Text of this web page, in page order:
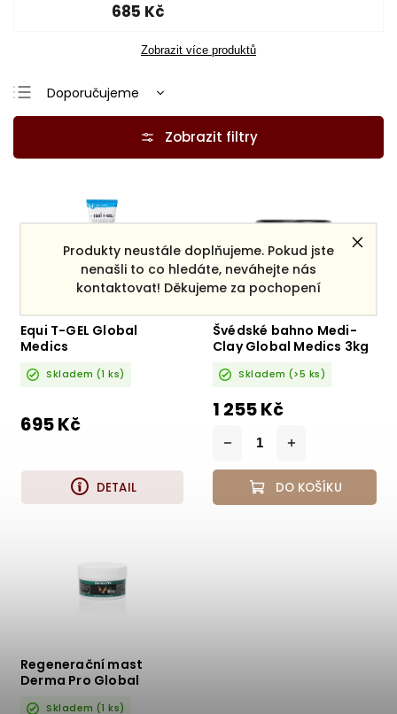
Produkty neustále doplňujeme. Pokud jste
nenašli to co hledáte, neváhejte nás
kontaktovat! Děkujeme za pochopení
685 Kč
Zobrazit více produktů
Doporučujeme
Nejlevnější
Abecedně
Equi T-GEL Global
Medics
Skladem (1 ks)
695 Kč
DETAIL
Švédské bahno Medi-
Clay Global Medics 3kg
Skladem (>5 ks)
1 255 Kč
DO KOŠÍKU
Regenerační mast
Derma Pro Global
Skladem (1 ks)